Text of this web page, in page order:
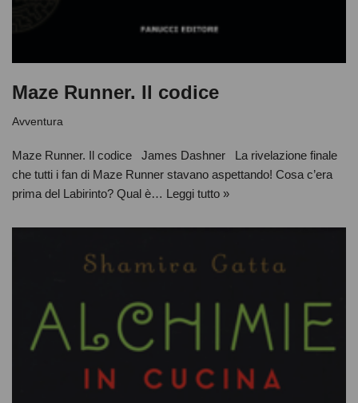
Maze Runner. Il codice
Avventura
Maze Runner. Il codice James Dashner La rivelazione finale
che tutti i fan di Maze Runner stavano aspettando! Cosa c’era
prima del Labirinto? Qual è… Leggi tutto »